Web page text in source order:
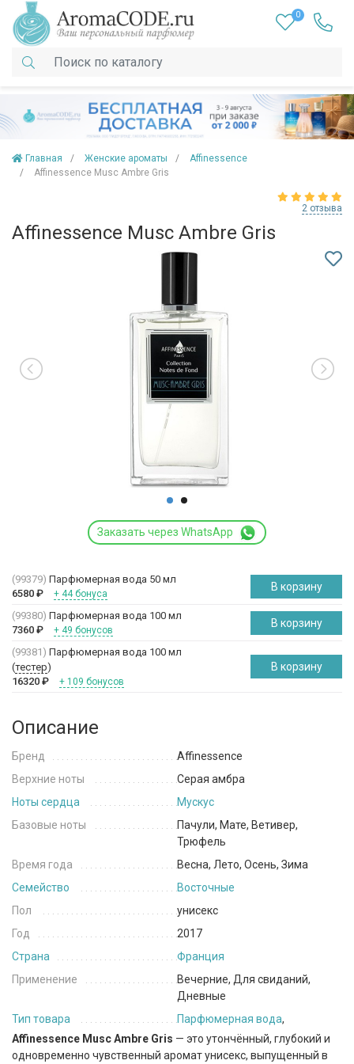
0
Главная Женские ароматы
Affinessence
Affinessence Musc Ambre Gris
2 отзыва
Affinessence Musc Ambre Gris
Заказать через WhatsApp
(99379) Парфюмерная вода 50 мл
6580 ₽ + 44 бонуса
В корзину
(99380) Парфюмерная вода 100 мл
7360 ₽ + 49 бонусов
В корзину
(99381) Парфюмерная вода 100 мл
(тестер)
16320 ₽ + 109 бонусов
В корзину
Описание
Бренд
Affinessence
Верхние ноты
Серая амбра
Ноты сердца
Мускус
Базовые ноты
Пачули, Мате, Ветивер,
Трюфель
Время года
Весна, Лето, Осень, Зима
Семейство
Восточные
Пол
унисекс
Год
2017
Страна
Франция
Применение
Вечерние, Для свиданий,
Дневные
Тип товара
Парфюмерная вода,
Affinessence Musc Ambre Gris — это утончённый, глубокий и
одновременно чувственный аромат унисекс, выпущенный в